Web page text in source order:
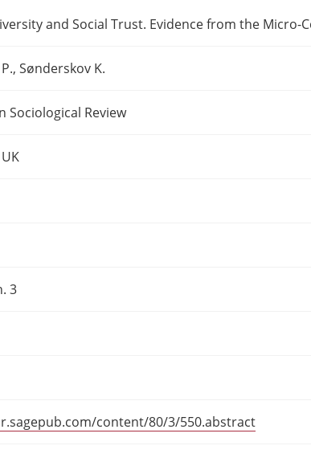
and Social Trust. Evidence from the Micro-
Sønderskov K.
Sociological Review
3
content/80/3/550.abstract